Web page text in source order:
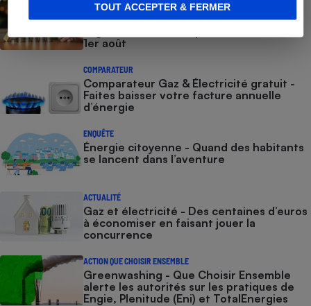
TOUT ACCEPTER & FERMER
ACTUALITÉ
Prix de l’électricité - Les tarifs
1er août
COMPARATEUR
Comparateur Gaz & Électricité gratuit -
Faites baisser votre facture annuelle
d’énergie
ENQUÊTE
Énergie citoyenne - Quand des habitants
se lancent dans l’aventure
ACTUALITÉ
Gaz et électricité - Des centaines d’euros
à économiser en faisant jouer la
concurrence
ACTION QUE CHOISIR ENSEMBLE
Greenwashing - Que Choisir Ensemble
alerte les autorités sur les pratiques de
Engie, Plenitude (Eni) et TotalEnergies